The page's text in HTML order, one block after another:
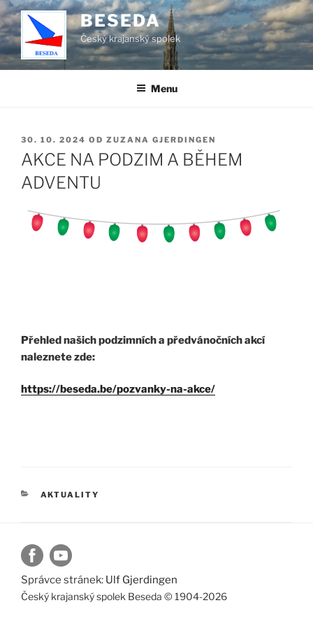
Přejít
k
obsahu
webu
BESEDA
Český krajanský spolek
Menu
PUBLIKOVÁNO
30. 10. 2024 OD ZUZANA GJERDINGEN
AKCE NA PODZIM A BĚHEM
ADVENTU
Přehled našich podzimních a předvánočních akcí
naleznete zde:
https://beseda.be/pozvanky-na-akce/
RUBRIKY
AKTUALITY
Správce stránek: Ulf Gjerdingen
Český krajanský spolek Beseda © 1904-2026